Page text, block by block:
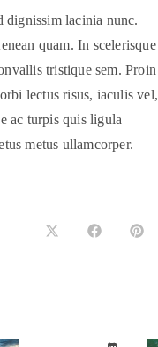
dignissim lacinia nunc.
quam. In scelerisque
tristique sem. Proin
lectus risus, iaculis vel,
ac turpis quis ligula
metus ullamcorper.